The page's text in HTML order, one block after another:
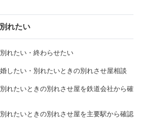
れたい
れたい・終わらせたい
したい・別れたいときの別れさせ屋相談
れたいときの別れさせ屋を鉄道会社から確
れたいときの別れさせ屋を主要駅から確認